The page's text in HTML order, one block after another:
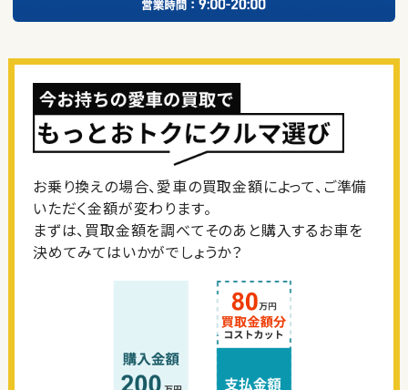
お乗り換えの場合、愛車の買取金額によって、ご準備
いただく金額が変わります。
まずは、買取金額を調べてそのあと購入するお車を
決めてみてはいかがでしょうか？